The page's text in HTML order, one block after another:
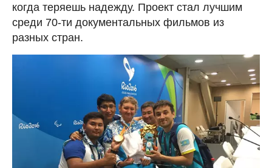
когда теряешь надежду. Проект стал лучшим
среди 70-ти документальных фильмов из
разных стран.